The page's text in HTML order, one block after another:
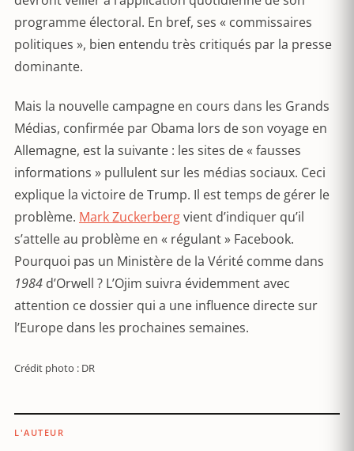
programme électoral. En bref, ses « commissaires
politiques », bien entendu très critiqués par la presse
dominante.
Mais la nouvelle campagne en cours dans les Grands
Médias, confirmée par Obama lors de son voyage en
Allemagne, est la suivante : les sites de « fausses
informations » pullulent sur les médias sociaux. Ceci
explique la victoire de Trump. Il est temps de gérer le
problème. Mark Zuckerbergvient d’indiquer qu’il
s’attelle au problème en « régulant » Facebook.
Pourquoi pas un Ministère de la Vérité comme dans
1984 d’Orwell ? L’Ojim suivra évidemment avec
attention ce dossier qui a une influence directe sur
l’Europe dans les prochaines semaines.
Crédit photo : DR
L'AUTEUR